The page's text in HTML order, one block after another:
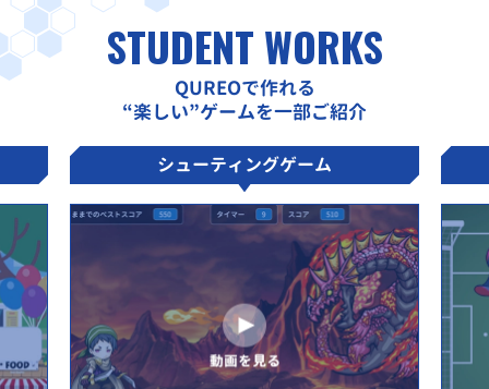
STUDENT WORKS
QUREOで作れる
“楽しい”ゲームを一部ご紹介
シューティングゲーム